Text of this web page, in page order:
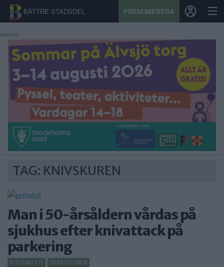
BÄTTRE STADSDEL PRENUMERERA
START
STADSDEL
PRENUMERATION
SPORT
ÅSIKTER
KALENDER
KONTAKT
SAMARBETEN
ANNONSERA
NÄRINGSLIV
Annons:
TAG: KNIVSKUREN
Man i 50-årsåldern vårdas på
sjukhus efter knivattack på
parkering
POLISNOTIS SKÄRHOLMEN